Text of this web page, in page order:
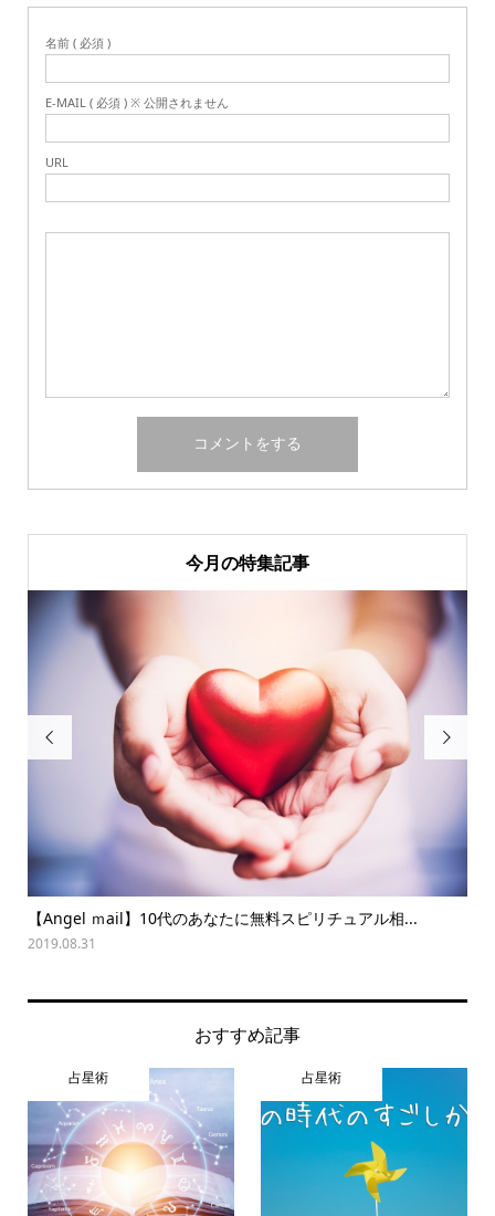
名前 ( 必須 )
E-MAIL ( 必須 ) ※ 公開されません
URL
今月の特集記事

【Angel ｍail】10代のあなたに無料スピリチュアル相...
2019.08.31

おすすめ記事
占星術 占星術